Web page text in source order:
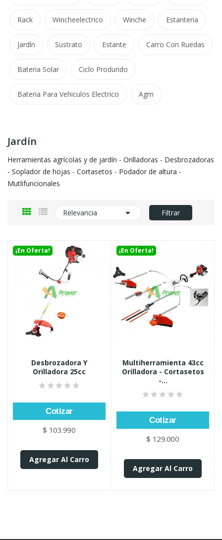
Rack Wincheelectrico Winche Estanteria
Jardín Sustrato Estante Carro Con Ruedas
Bateria Solar Ciclo Produndo
Bateria Para Vehiculos Electrico Agm
Jardín
Herramientas agrícolas y de jardín - Orilladoras - Desbrozadoras
- Soplador de hojas - Cortasetos - Podador de altura -
Mutlifuncionales
Relevancia  Filtrar
¡En Oferta!
Desbrozadora Y
Orilladora 25cc
Cotizar
$ 103.990
Agregar Al Carro
¡En Oferta!
Multiherramienta 43cc
Orilladora - Cortasetos
-...
Cotizar
$ 129.000
Agregar Al Carro